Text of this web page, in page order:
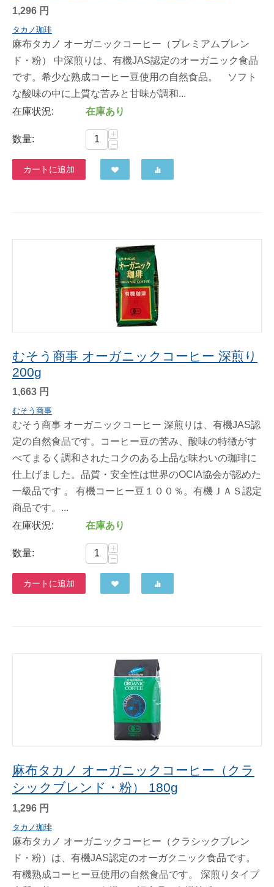
1,296 円
タカノ珈琲
麻布タカノ オーガニックコーヒー（プレミアムブレン
ド・粉） 中深煎りは、有機JAS認定のオーガニック食品
です。希少な熟成コーヒー豆使用の自然食品。 ソフト
な酸味の中に上質な苦みと甘味が調和...
在庫状況:
在庫あり
数量:
+
−
カートに追加
むそう商事 オーガニックコーヒー 深煎り
200g
1,663 円
むそう商事
むそう商事 オーガニックコーヒー 深煎りは、有機JAS認
定の自然食品です。コーヒー豆の苦み、酸味の特徴がす
べてまるく調和されたコクのある上品な味わいの珈琲に
仕上げました。品質・安全性は世界のOCIA協会が認めた
一級品です 。 有機コーヒー豆１００％。有機ＪＡＳ認定
商品です。...
在庫状況:
在庫あり
数量:
+
−
カートに追加
麻布タカノ オーガニックコーヒー（クラ
シックブレンド・粉） 180g
1,296 円
タカノ珈琲
麻布タカノ オーガニックコーヒー（クラシックブレン
ド・粉）は、有機JAS認定のオーガクニック食品です。
有機熟成コーヒー豆使用の自然食品です。 深煎りタイプ